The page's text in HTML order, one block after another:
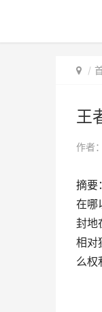
王
作者：
摘要
在哪
封地
相对
么权